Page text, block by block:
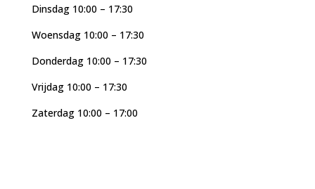
Dinsdag 10:00 – 17:30
Woensdag 10:00 – 17:30
Donderdag 10:00 – 17:30
Vrijdag 10:00 – 17:30
Zaterdag 10:00 – 17:00